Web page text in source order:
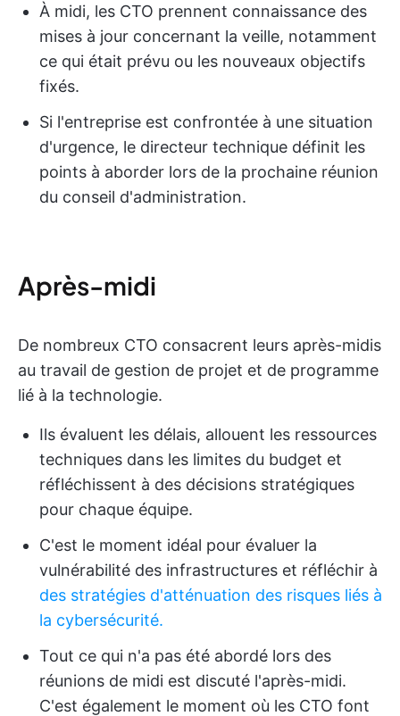
À midi, les CTO prennent connaissance des
mises à jour concernant la veille, notamment
ce qui était prévu ou les nouveaux objectifs
fixés.
Si l'entreprise est confrontée à une situation
d'urgence, le directeur technique définit les
points à aborder lors de la prochaine réunion
du conseil d'administration.
Après-midi
De nombreux CTO consacrent leurs après-midis
au travail de gestion de projet et de programme
lié à la technologie.
Ils évaluent les délais, allouent les ressources
techniques dans les limites du budget et
réfléchissent à des décisions stratégiques
pour chaque équipe.
C'est le moment idéal pour évaluer la
vulnérabilité des infrastructures et réfléchir à
des stratégies d'atténuation des risques liés à
la cybersécurité.
Tout ce qui n'a pas été abordé lors des
réunions de midi est discuté l'après-midi.
C'est également le moment où les CTO font